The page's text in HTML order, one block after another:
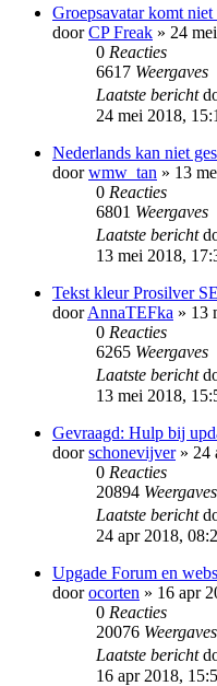
Groepsavatar komt
doorCP Freak » 24
0 Reacties
6617 Weergaves
Laatste bericht
24 mei 2018,
Nederlands kan niet
doorwmw_tan » 13
0 Reacties
6801 Weergaves
Laatste bericht
13 mei 2018,
Tekst kleur Prosilver
doorAnnaTEFka » 13
0 Reacties
6265 Weergaves
Laatste bericht
13 mei 2018,
Gevraagd: Hulp bij
doorschonevijver» 24
0 Reacties
20894 Weergaves
Laatste bericht
24 apr 2018,
Upgade Forum en
doorocorten » 16 apr
0 Reacties
20076 Weergaves
Laatste bericht
16 apr 2018,